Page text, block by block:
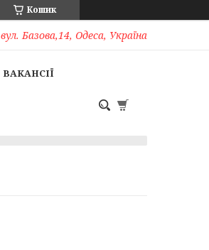
Кошик
вул. Базова,14, Одеса, Україна
ВАКАНСІЇ